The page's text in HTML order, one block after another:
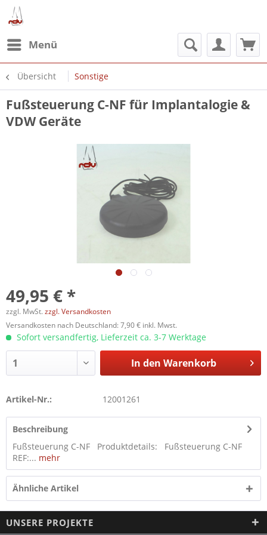
Menü
Übersicht Sonstige
Fußsteuerung C-NF für Implantalogie &
VDW Geräte
49,95 € *
zzgl. MwSt. zzgl. Versandkosten
Versandkosten nach Deutschland: 7,90 € inkl. Mwst.
Sofort versandfertig, Lieferzeit ca. 3-7 Werktage
In den Warenkorb
Artikel-Nr.: 12001261
Beschreibung
Fußsteuerung C-NF Produktdetails: Fußsteuerung C-NF
REF:... mehr
Ähnliche Artikel
UNSERE PROJEKTE